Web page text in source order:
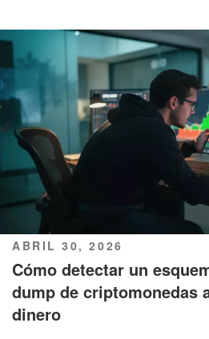
PUBLICADO
EL
ABRIL 30, 2026
Cómo detectar un
dump de criptomonedas
dinero